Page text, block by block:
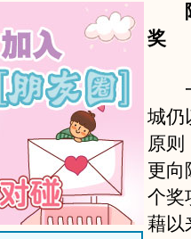
奖
一
城仍
原则
更向
个奖
藉以